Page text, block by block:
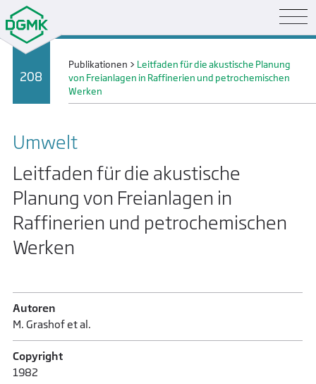
208
Publikationen > Leitfaden für die akustische Planung
von Freianlagen in Raffinerien und petrochemischen
Werken
Umwelt
Leitfaden für die akustische
Planung von Freianlagen in
Raffinerien und petrochemischen
Werken
Autoren
M. Grashof et al.
Copyright
1982